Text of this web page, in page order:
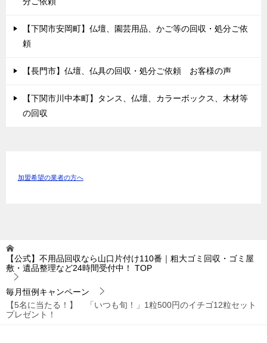
【下関市安岡町】仏壇、園芸用品、かご等の回収・処分ご依
頼
【長門市】仏壇、仏具の回収・処分ご依頼 お客様の声
【下関市川中本町】タンス、仏壇、カラーボックス、木材等
の回収
加盟希望の業者の方へ
【公式】不用品回収なら山口片付け110番｜粗大ゴミ回収・ゴミ屋
敷・遺品整理など24時間受付中！
TOP
毎月恒例キャンペーン
【5名に当たる！】 「いつも旬！」1粒500円のイチゴ12粒セット
プレゼント！